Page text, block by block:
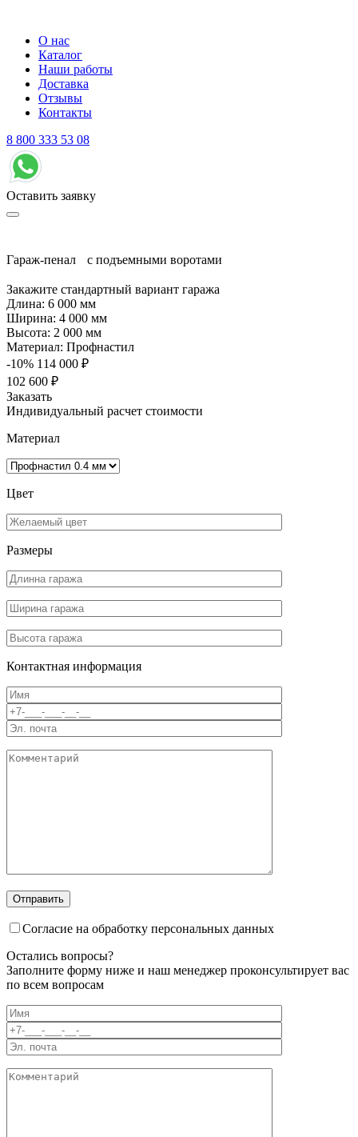
О нас
Каталог
Наши работы
Доставка
Отзывы
Контакты
8 800 333 53 08
Оставить заявку
Гараж-пенал с подъемными воротами
Закажите стандартный вариант гаража
Длина: 6 000 мм
Ширина: 4 000 мм
Высота: 2 000 мм
Материал: Профнастил
-10% 114 000 ₽
102 600 ₽
Заказать
Индивидуальный расчет стоимости
Материал
Цвет
Размеры
Контактная информация
Отправить
Согласие на обработку персональных данных
Остались вопросы?
Заполните форму ниже и наш менеджер проконсультирует вас
по всем вопросам